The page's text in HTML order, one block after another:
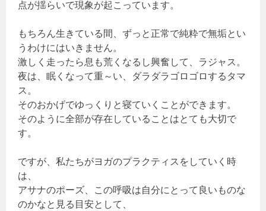
点が揺らいで現象が起こっています。
もちろん生きている間、ずっと正常で純粋で無垢とい
うわけにはいきません。
激しく走ったら息も荒くなるし興奮して、ラジャス。
夜は、眠くなって重～い、ダラダラゴロゴロするタマ
ス。
そのおかげでゆっくりと寝ていくことができます。
そのように全部が存在していることはとても大切で
す。
ですが、私たちがヨガのプラクティスをしていく時
は、
アサナのポーズ、この呼吸は自分にとって良いものな
のかなと見る目安として、